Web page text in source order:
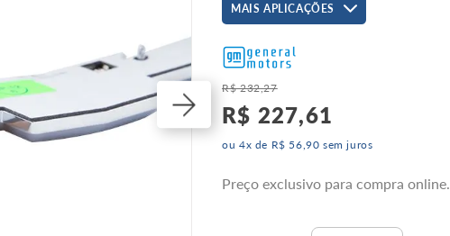
MAIS APLICAÇÕES
R$ 232,27
R$ 227,61
ou 4x de R$ 56 ,90 sem juros
Preço exclusivo para compra online.